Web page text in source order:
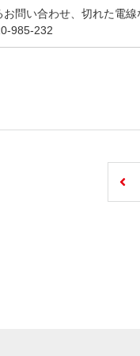
お問い合わせ、切れた電
985-232